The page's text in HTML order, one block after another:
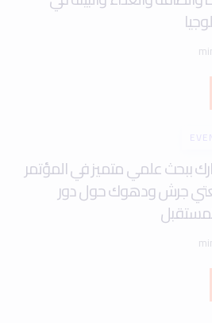
ببحث علمي متميز في المؤتمر
جرش ودهوك حول دور